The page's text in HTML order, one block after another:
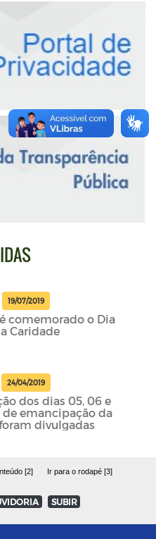
19/07/2019
comemorado o Dia
Caridade
24/04/2019
dos dias 05, 06 e
de emancipação da
divulgadas
[2] Ir para o rodapé [3]
SUBIR